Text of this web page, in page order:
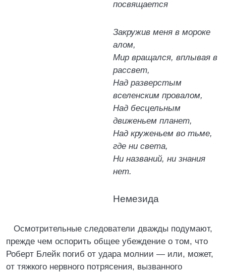
посвящается
Закружив меня в мороке
алом,
Мир вращался, вплывая в
рассвет,
Над разверстым
вселенским провалом,
Над бесцельным
движеньем планет,
Над круженьем во тьме,
где ни света,
Ни названий, ни знания
нет.
Немезида
Осмотрительные следователи дважды подумают,
прежде чем оспорить общее убеждение о том, что
Роберт Блейк погиб от удара молнии — или, может,
от тяжкого нервного потрясения, вызванного